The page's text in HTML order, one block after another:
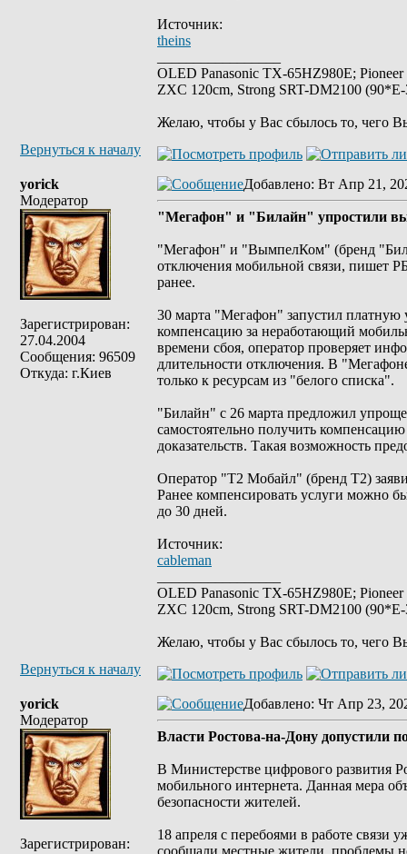
Источник:
theins
OLED Panasonic TX-65HZ980E;
ZXC 120cm, Strong SRT-DM2100
Желаю, чтобы у Вас сбылось то, чего
Вернуться к началу
yorick
Модератор
Зарегистрирован:
27.04.2004
Сообщения: 96509
Откуда: г.Киев
Добавлено: Вт Апр 21,
"Мегафон" и "Билайн" упростили
"Мегафон" и "ВымпелКом" (бренд
отключения мобильной связи, пишет
ранее.
30 марта "Мегафон" запустил платную
компенсацию за неработающий
времени сбоя, оператор проверяет
длительности отключения. В
только к ресурсам из "белого списка".
"Билайн" с 26 марта предложил
самостоятельно получить
доказательств. Такая возможность
Оператор "Т2 Мобайл" (бренд Т2)
Ранее компенсировать услуги можно
до 30 дней.
Источник:
cableman
OLED Panasonic TX-65HZ980E;
ZXC 120cm, Strong SRT-DM2100
Желаю, чтобы у Вас сбылось то, чего
Вернуться к началу
yorick
Модератор
Зарегистрирован:
Добавлено: Чт Апр 23,
Власти Ростова-на-Дону допустили
В Министерстве цифрового развития
мобильного интернета. Данная мера
безопасности жителей.
18 апреля с перебоями в работе связи
сообщали местные жители, проблемы